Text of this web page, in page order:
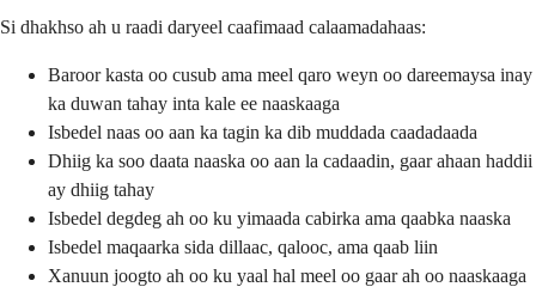
Si dhakhso ah u raadi daryeel caafimaad calaamadahaas:
Baroor kasta oo cusub ama meel qaro weyn oo dareemaysa inay
ka duwan tahay inta kale ee naaskaaga
Isbedel naas oo aan ka tagin ka dib muddada caadadaada
Dhiig ka soo daata naaska oo aan la cadaadin, gaar ahaan haddii
ay dhiig tahay
Isbedel degdeg ah oo ku yimaada cabirka ama qaabka naaska
Isbedel maqaarka sida dillaac, qalooc, ama qaab liin
Xanuun joogto ah oo ku yaal hal meel oo gaar ah oo naaskaaga